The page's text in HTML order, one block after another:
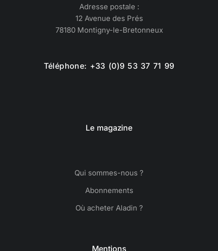
Adresse postale :
12 Avenue des Prés
78180 Montigny-le-Bretonneux
Téléphone: +33 (0)9 53 37 71 99
Le magazine
Qui sommes-nous ?
Abonnements
Où acheter Aladin ?
Mentions